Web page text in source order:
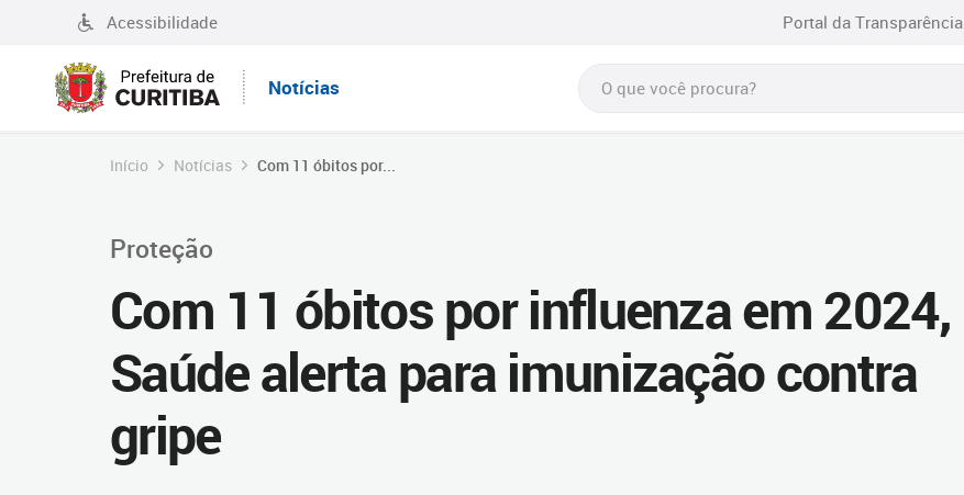
Acessibilidade Portal da Transparência
Notícias
Início Notícias Com 11 óbitos por...
Proteção
Com 11 óbitos por influenza em 2024,
Saúde alerta para imunização contra
gripe